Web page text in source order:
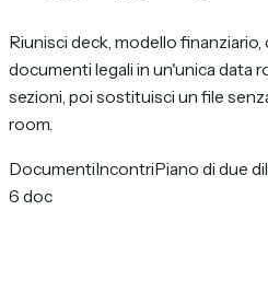
Riunisci deck, modello finanziario,
documenti legali in un'unica data
sezioni, poi sostituisci un file
room.
DocumentiIncontriPiano di due
6 doc